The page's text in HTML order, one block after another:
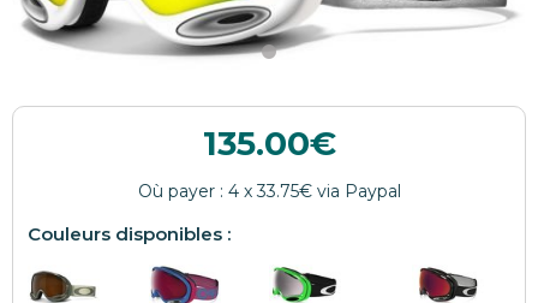
135.00